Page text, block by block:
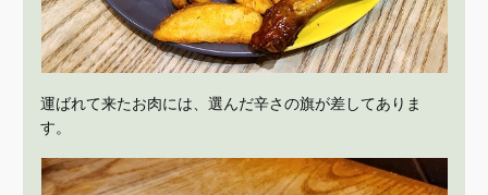
運ばれて来たお肉には、選んだ辛さの旗が差してありま
す。